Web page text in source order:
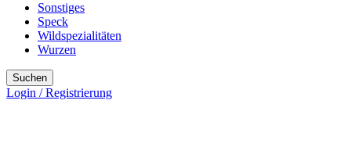
Sonstiges
Speck
Wildspezialitäten
Wurzen
Suchen
Login / Registrierung